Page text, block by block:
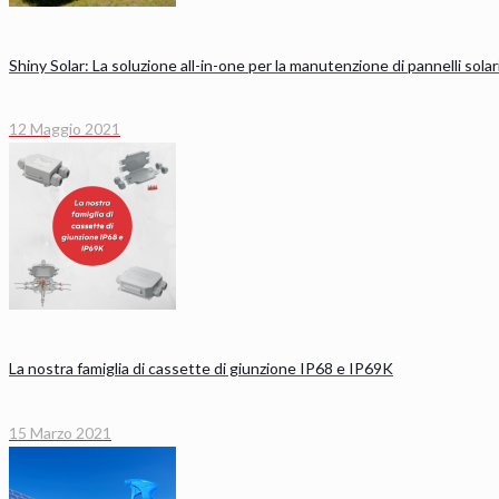
Shiny Solar: La soluzione all-in-one per la manutenzione di pannelli
12 Maggio 2021
La nostra famiglia di cassette di giunzione IP68 e IP69K
15 Marzo 2021